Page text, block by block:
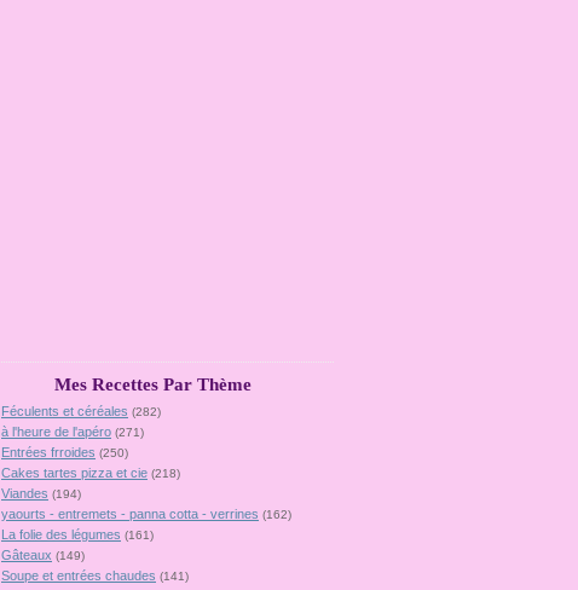
Mes Recettes Par Thème
Féculents et céréales (282)
à l'heure de l'apéro (271)
Entrées frroides (250)
Cakes tartes pizza et cie (218)
Viandes (194)
yaourts - entremets - panna cotta - verrines (162)
La folie des légumes (161)
Gâteaux (149)
Soupe et entrées chaudes (141)